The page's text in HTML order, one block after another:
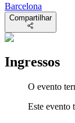
Barcelona
Compartilhar
Ingressos
O evento
Este evento